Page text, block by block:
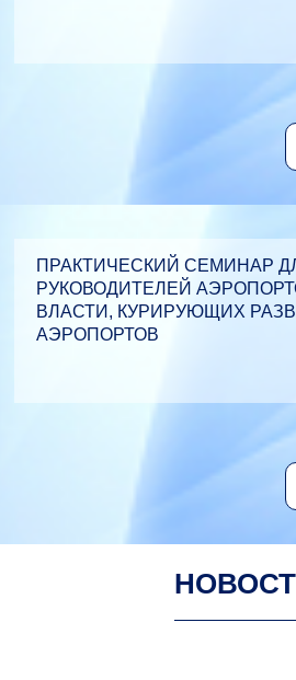
ПРАКТИЧЕСКИЙ СЕМИНАР
РУКОВОДИТЕЛЕЙ
ВЛАСТИ, КУРИРУЮЩИХ
АЭРОПОРТОВ